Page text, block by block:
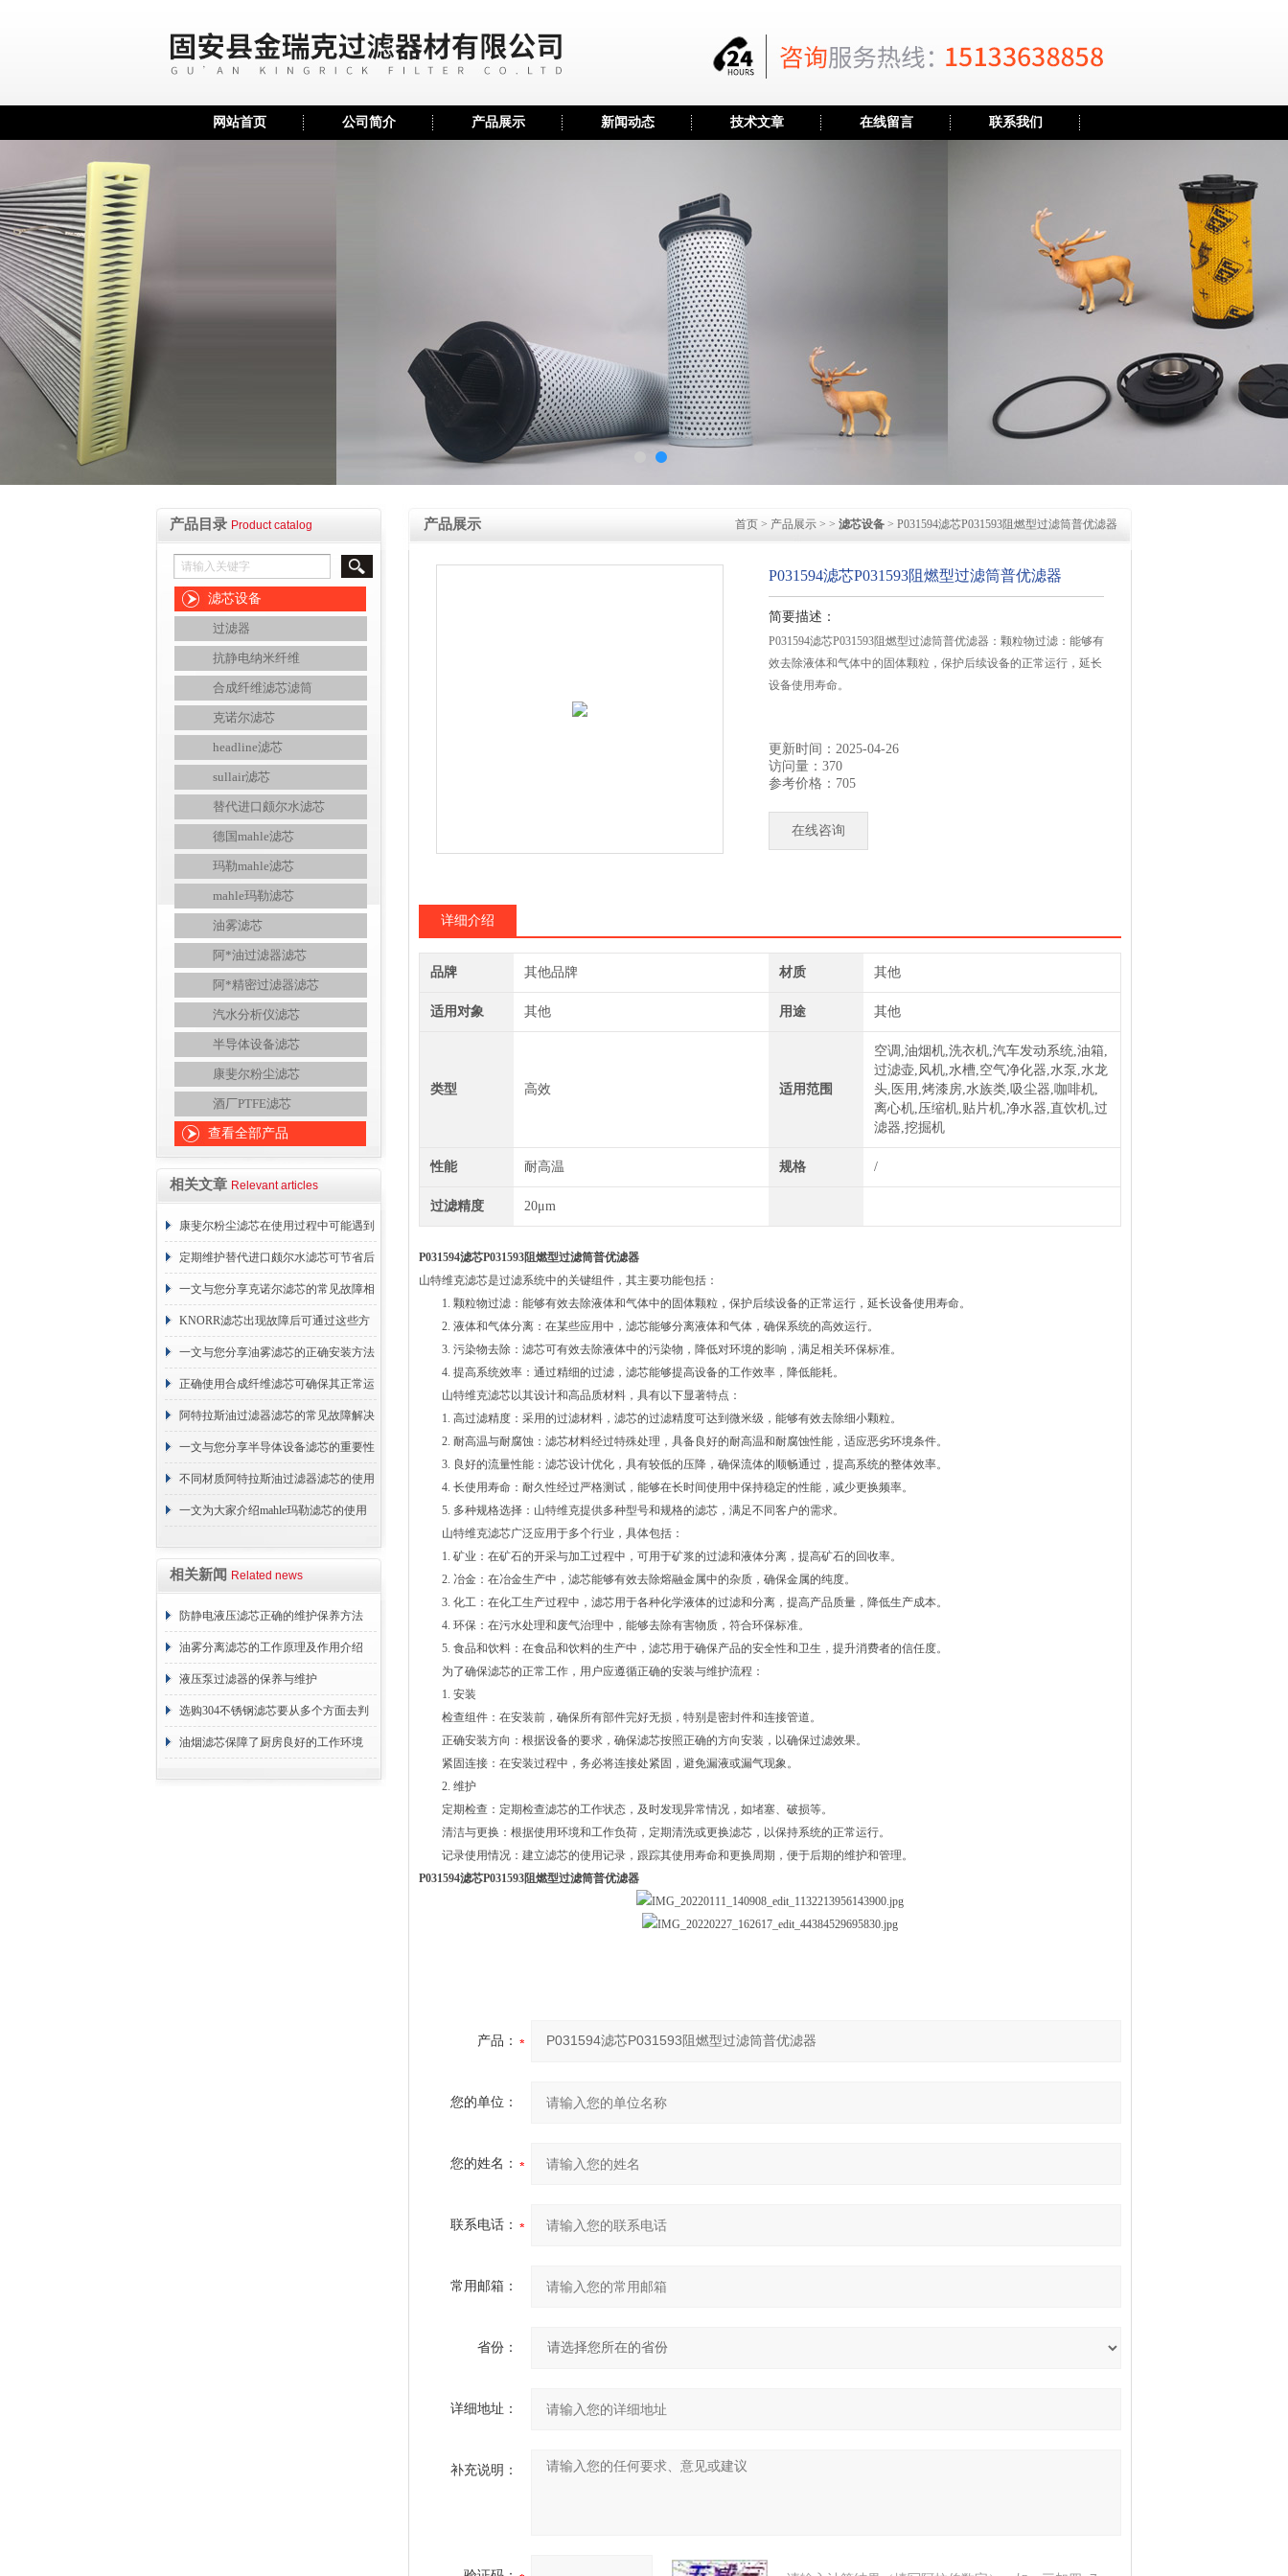
网站首页 公司简介 产品展示 新闻动态 技术文章 在线留言 联系我们
产品目录 Product catalog
滤芯设备
过滤器
抗静电纳米纤维
合成纤维滤芯滤筒
克诺尔滤芯
headline滤芯
sullair滤芯
替代进口颇尔水滤芯
德国mahle滤芯
玛勒mahle滤芯
mahle玛勒滤芯
油雾滤芯
阿*油过滤器滤芯
阿*精密过滤器滤芯
汽水分析仪滤芯
半导体设备滤芯
康斐尔粉尘滤芯
酒厂PTFE滤芯
查看全部产品
相关文章 Relevant articles
康斐尔粉尘滤芯在使用过程中可能遇到
的故障相应解决方法分享
定期维护替代进口颇尔水滤芯可节省后
续更换成本
一文与您分享克诺尔滤芯的常见故障相
应解决方法
KNORR滤芯出现故障后可通过这些方
法解决
一文与您分享油雾滤芯的正确安装方法
正确使用合成纤维滤芯可确保其正常运
行
阿特拉斯油过滤器滤芯的常见故障解决
方法介绍
一文与您分享半导体设备滤芯的重要性
不同材质阿特拉斯油过滤器滤芯的使用
周期区别介绍
一文为大家介绍mahle玛勒滤芯的使用
相关新闻 Related news
防静电液压滤芯正确的维护保养方法
油雾分离滤芯的工作原理及作用介绍
液压泵过滤器的保养与维护
选购304不锈钢滤芯要从多个方面去判
断
油烟滤芯保障了厨房良好的工作环境
产品展示 首页 > 产品展示 > > 滤芯设备 > P031594滤芯P031593阻燃型过滤筒普优滤器
P031594滤芯P031593阻燃型过滤筒普优滤器
简要描述：
P031594滤芯P031593阻燃型过滤筒普优滤器：颗粒物过滤：能够有
效去除液体和气体中的固体颗粒，保护后续设备的正常运行，延长
设备使用寿命。
更新时间：2025-04-26
访问量：370
参考价格：705
在线咨询
详细介绍
品牌 其他品牌 材质 其他
适用对象 其他 用途 其他
类型 高效 适用范围
空调,油烟机,洗衣机,汽车发动系统,油箱,
过滤壶,风机,水槽,空气净化器,水泵,水龙
头,医用,烤漆房,水族类,吸尘器,咖啡机,
离心机,压缩机,贴片机,净水器,直饮机,过
滤器,挖掘机
性能 耐高温 规格 /
过滤精度 20μm
P031594滤芯P031593阻燃型过滤筒普优滤器
山特维克滤芯是过滤系统中的关键组件，其主要功能包括：
1. 颗粒物过滤：能够有效去除液体和气体中的固体颗粒，保护后续设备的正常运行，延长设备使用寿命。
2. 液体和气体分离：在某些应用中，滤芯能够分离液体和气体，确保系统的高效运行。
3. 污染物去除：滤芯可有效去除液体中的污染物，降低对环境的影响，满足相关环保标准。
4. 提高系统效率：通过精细的过滤，滤芯能够提高设备的工作效率，降低能耗。
山特维克滤芯以其设计和高品质材料，具有以下显著特点：
1. 高过滤精度：采用的过滤材料，滤芯的过滤精度可达到微米级，能够有效去除细小颗粒。
2. 耐高温与耐腐蚀：滤芯材料经过特殊处理，具备良好的耐高温和耐腐蚀性能，适应恶劣环境条件。
3. 良好的流量性能：滤芯设计优化，具有较低的压降，确保流体的顺畅通过，提高系统的整体效率。
4. 长使用寿命：耐久性经过严格测试，能够在长时间使用中保持稳定的性能，减少更换频率。
5. 多种规格选择：山特维克提供多种型号和规格的滤芯，满足不同客户的需求。
山特维克滤芯广泛应用于多个行业，具体包括：
1. 矿业：在矿石的开采与加工过程中，可用于矿浆的过滤和液体分离，提高矿石的回收率。
2. 冶金：在冶金生产中，滤芯能够有效去除熔融金属中的杂质，确保金属的纯度。
3. 化工：在化工生产过程中，滤芯用于各种化学液体的过滤和分离，提高产品质量，降低生产成本。
4. 环保：在污水处理和废气治理中，能够去除有害物质，符合环保标准。
5. 食品和饮料：在食品和饮料的生产中，滤芯用于确保产品的安全性和卫生，提升消费者的信任度。
为了确保滤芯的正常工作，用户应遵循正确的安装与维护流程：
1. 安装
检查组件：在安装前，确保所有部件完好无损，特别是密封件和连接管道。
正确安装方向：根据设备的要求，确保滤芯按照正确的方向安装，以确保过滤效果。
紧固连接：在安装过程中，务必将连接处紧固，避免漏液或漏气现象。
2. 维护
定期检查：定期检查滤芯的工作状态，及时发现异常情况，如堵塞、破损等。
清洁与更换：根据使用环境和工作负荷，定期清洗或更换滤芯，以保持系统的正常运行。
记录使用情况：建立滤芯的使用记录，跟踪其使用寿命和更换周期，便于后期的维护和管理。
P031594滤芯P031593阻燃型过滤筒普优滤器
产品：
您的单位：
您的姓名：
联系电话：
常用邮箱：
省份：
详细地址：
补充说明：